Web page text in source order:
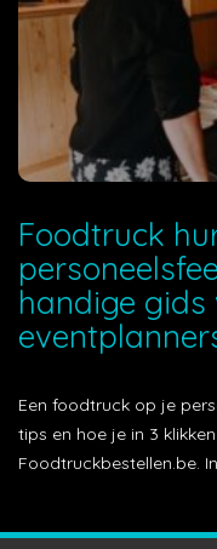
Foodtruck
handige gids
Een foodtruck op je
tips en hoe je in 3
Foodtruckbestellen.be.